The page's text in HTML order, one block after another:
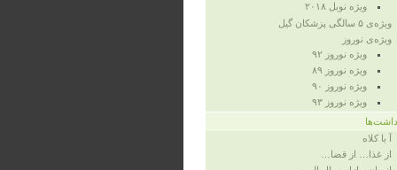
ویژه نوبل ۲۰۱۸
ویژه‌ی ۵ سالگی پزشکان گیل
ویژه‌ی نوروز
ویژه‌ نوروز ۹۲
ویژه‌ نوروز ۸۹
ویژه‌ نوروز ۹۰
ویژه‌ نوروز ۹۳
آ با کلاه
از غذا… از قضا…